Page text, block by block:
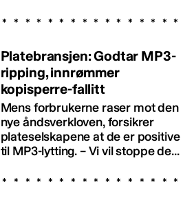
Platebransjen: Godtar MP3-
ripping, innrømmer
kopisperre-fallitt
Mens forbrukerne raser mot den
nye åndsverkloven, forsikrer
plateselskapene at de er positive
til MP3-lytting. – Vi vil stoppe de...